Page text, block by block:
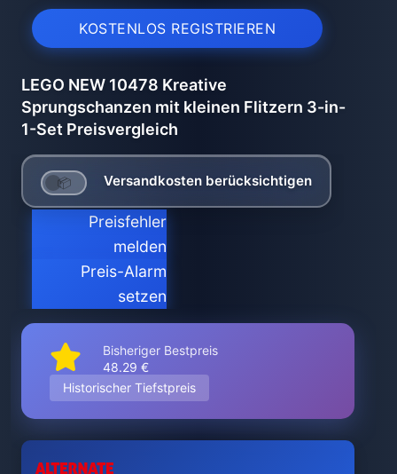
KOSTENLOS REGISTRIEREN
LEGO NEW 10478 Kreative
Sprungschanzen mit kleinen Flitzern 3-in-
1-Set Preisvergleich
Versandkosten berücksichtigen
Preisfehler
melden
Preis-Alarm
setzen
Bisheriger Bestpreis
48.29 €
Historischer Tiefstpreis